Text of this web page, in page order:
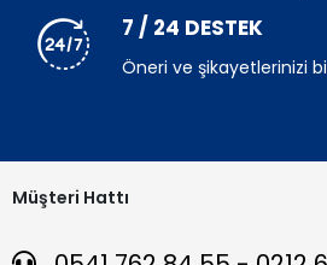
7 / 24 DESTEK
Öneri ve şikayetlerinizi
Müşteri Hattı